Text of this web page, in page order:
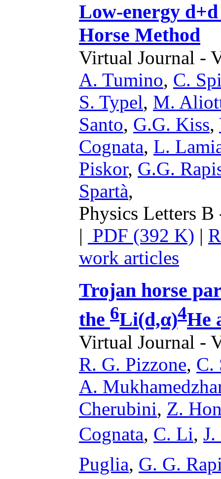
Low-energy d+d
Horse Method
Virtual Journal -
A. Tumino, C.
S. Typel, M.
Santo, G.G. Kiss,
Cognata, L.
Piskor, G.G.
Spartà,
Physics Letters
| PDF (392 K) |
work articles
Trojan horse
the 6Li(d,α)4He
Virtual Journal -
R. G. Pizzone, C.
A.
Cherubini, Z.
Cognata, C. Li, J.
Puglia, G. G.